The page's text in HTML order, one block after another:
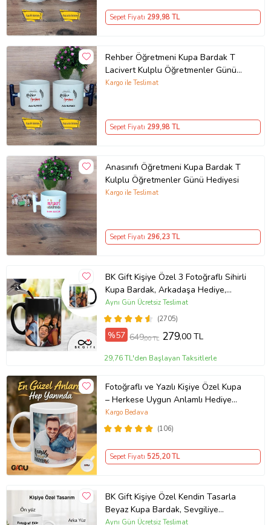
Sepet Fiyatı 299,98 TL
Rehber Öğretmeni Kupa Bardak T
Lacivert Kulplu Öğretmenler Günü
Hediyesi Rehber Öğretmenine
Kargo ile Teslimat
Sepet Fiyatı 299,98 TL
Anasınıfı Öğretmeni Kupa Bardak T
Kulplu Öğretmenler Günü Hediyesi
Kargo ile Teslimat
Sepet Fiyatı 296,23 TL
BK Gift Kişiye Özel 3 Fotoğraflı Sihirli
Kupa Bardak, Arkadaşa Hediye,
Sevgiliye Hediye
(2705)
Aynı Gün Ücretsiz Teslimat
%57 649,00 TL 279,00 TL
29,76 TL'den Başlayan Taksitlerle
Fotoğraflı ve Yazılı Kişiye Özel Kupa
– Herkese Uygun Anlamlı Hediye
Porselen Baskılı Kupa (Beyaz)
(106)
Kargo Bedava
Sepet Fiyatı 525,20 TL
BK Gift Kişiye Özel Kendin Tasarla
Beyaz Kupa Bardak, Sevgiliye
Hediye, Arkadaşa Hediye, Doğum
Aynı Gün Ücretsiz Teslimat